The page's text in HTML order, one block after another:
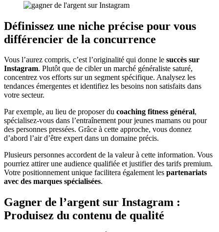
Définissez une niche précise pour vous
différencier de la concurrence
Vous l’aurez compris, c’est l’originalité qui donne le succès sur
Instagram. Plutôt que de cibler un marché généraliste saturé,
concentrez vos efforts sur un segment spécifique. Analysez les
tendances émergentes et identifiez les besoins non satisfaits dans
votre secteur.
Par exemple, au lieu de proposer du coaching fitness général,
spécialisez-vous dans l’entraînement pour jeunes mamans ou pour
des personnes pressées. Grâce à cette approche, vous donnez
d’abord l’air d’être expert dans un domaine précis.
Plusieurs personnes accordent de la valeur à cette information. Vous
pourriez attirer une audience qualifiée et justifier des tarifs premium.
Votre positionnement unique facilitera également les partenariats
avec des marques spécialisées.
Gagner de l’argent sur Instagram :
Produisez du contenu de qualité